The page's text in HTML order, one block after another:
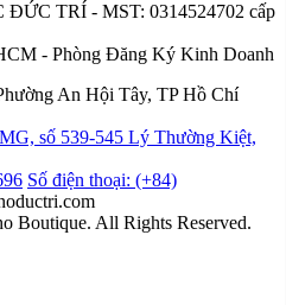
TRÍ - MST: 0314524702 cấp
- Phòng Đăng Ký Kinh Doanh
An Hội Tây, TP Hồ Chí
số 539-545 Lý Thường Kiệt,
Số điện thoại: (+84)
Boutique. All Rights Reserved.